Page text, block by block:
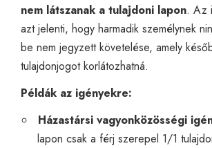
nem látszanak a tulajdoni lapon. Az
azt jelenti, hogy harmadik személynek
be nem jegyzett követelése, amely
tulajdonjogot korlátozhatná.
Példák az igényekre:
Házastársi vagyonközösségi
lapon csak a férj szerepel 1/1